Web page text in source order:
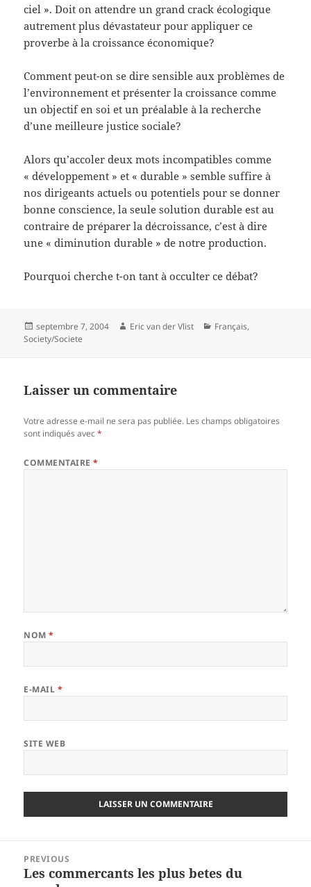
ciel ». Doit on attendre un grand crack écologique
autrement plus dévastateur pour appliquer ce
proverbe à la croissance économique?
Comment peut-on se dire sensible aux problèmes de
l’environnement et présenter la croissance comme
un objectif en soi et un préalable à la recherche
d’une meilleure justice sociale?
Alors qu’accoler deux mots incompatibles comme
« développement » et « durable » semble suffire à
nos dirigeants actuels ou potentiels pour se donner
bonne conscience, la seule solution durable est au
contraire de préparer la décroissance, c’est à dire
une « diminution durable » de notre production.
Pourquoi cherche t-on tant à occulter ce débat?
Posted
on
septembre 7, 2004 Author
Eric van der Vlist Categories
Français,
Society/Societe
Laisser un commentaire
Votre adresse e-mail ne sera pas publiée. Les champs obligatoires
sont indiqués avec*
COMMENTAIRE*
NOM*
E-MAIL *
SITE WEB
l’article
PREVIOUS
Previous
Les commercants les plus betes du